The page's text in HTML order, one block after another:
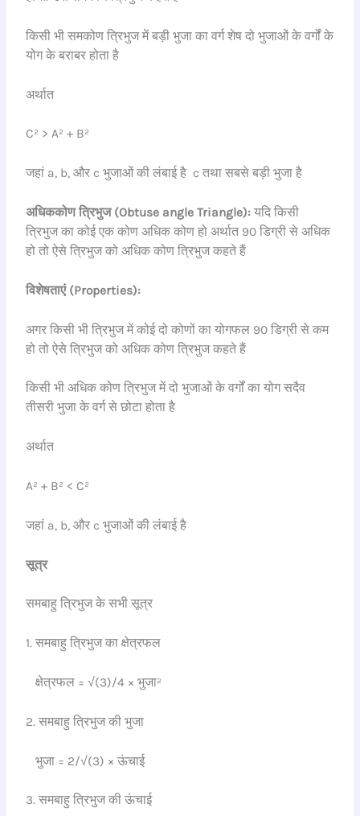
किसी भी समकोण त्रिभुज में बड़ी भुजा का वर्ग शेष दो भुजाओं के वर्गों के
योग के बराबर होता है
अर्थात
C² > A² + B²
जहां a, b, और c भुजाओं की लंबाई है c तथा सबसे बड़ी भुजा है
अधिककोण त्रिभुज (Obtuse angle Triangle):यदि किसी
त्रिभुज का कोई एक कोण अधिक कोण हो अर्थात 90 डिग्री से अधिक
हो तो ऐसे त्रिभुज को अधिक कोण त्रिभुज कहते हैं
विशेषताएं (Properties):
अगर किसी भी त्रिभुज में कोई दो कोणों का योगफल 90 डिग्री से कम
हो तो ऐसे त्रिभुज को अधिक कोण त्रिभुज कहते हैं
किसी भी अधिक कोण त्रिभुज में दो भुजाओं के वर्गों का योग सदैव
तीसरी भुजा के वर्ग से छोटा होता है
अर्थात
A² + B² < C²
जहां a, b, और c भुजाओं की लंबाई है
सूत्र
समबाहु त्रिभुज के सभी सूत्र
1. समबाहु त्रिभुज का क्षेत्रफल
क्षेत्रफल = √(3)/4 × भुजा²
2. समबाहु त्रिभुज की भुजा
भुजा = 2/√(3) × ऊंचाई
3. समबाहु त्रिभुज की ऊंचाई